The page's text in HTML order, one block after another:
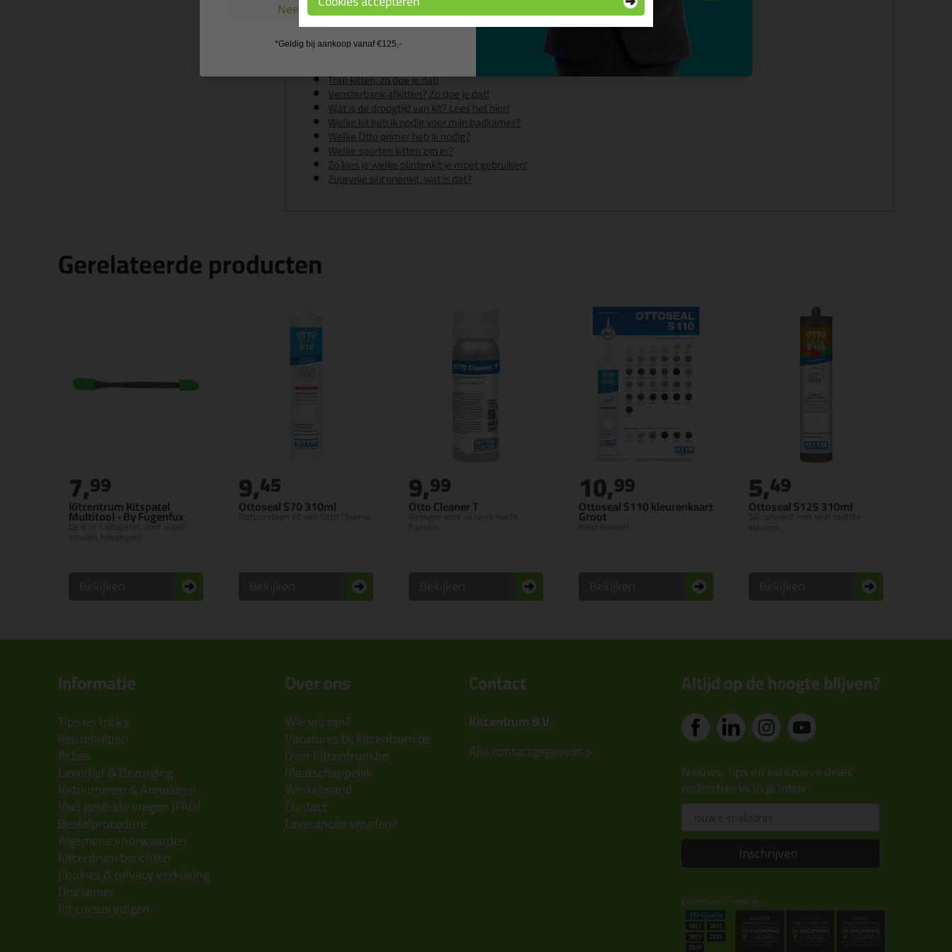
Hoe kit je een wasbak?
Kookplaat afkitten? Hier lees je ons advies
Overschilderbare kit - Dit zijn je opties!
Tegels kitten? Zo doe je dat!
Trap kitten, zo doe je dat!
Vensterbank afkitten? Zo doe je dat!
Wat is de droogtijd van kit? Lees het hier!
Welke kit heb ik nodig voor mijn badkamer?
Welke Otto primer heb ik nodig?
Welke soorten kitten zijn er?
Zo kies je welke plintenkit je moet gebruiken!
Zuurvrije siliconenkit, wat is dat?
Gerelateerde producten
Kitcentrum Kitspatel
Multitool - By Fugenfux
Dé 6 in 1 kitspatel, voor super
7,99
Ottoseal S70 310ml
Natuursteen kit van Otto Chemie
9,45
Otto Cleaner T
Reiniger voor vetvrije hecht
9,99
Ottoseal S110 kleurenkaart
Groot
Kleurenkaart
10,99
Ottoseal S125 310ml
Siliconenkit met veel mattte
5,49
Informatie
Tips en tricks
Keuzehulpen
Acties
Levertijd & Bezorging
Retourneren & Annuleren
Veel gestelde vragen (FAQ)
Bestelprocedure
Algemene voorwaarden
Kitcentrum berichten
Cookies & privacy verklaring
Disclaimer
Kit cursus volgen
Over ons
Wie wij zijn?
Vacatures bij kitcentrum.be
Over Kitcentrum.be
Maatschappelijk
Winkelmand
Contact
Leverancier worden?
Contact
Kitcentrum B.V.
Alle contactgegevens >
Altijd op de hoogte blijven?
Nieuws, tips en exclusieve deals
rechtstreeks in je inbox
Inschrijven
Kitcentrum is trots op:
Nee, ik wil geen cadeau
*Geldig bij aankoop vanaf €125,-